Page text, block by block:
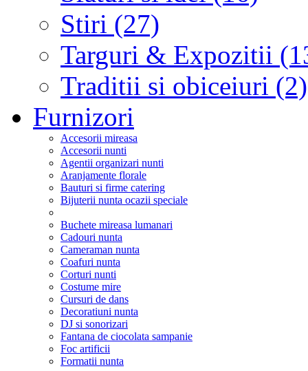
Stiri (27)
Targuri & Expozitii
Traditii si obiceiuri (2)
Furnizori
Accesorii mireasa
Accesorii nunti
Agentii organizari nunti
Aranjamente florale
Bauturi si firme catering
Bijuterii nunta ocazii speciale
Buchete mireasa lumanari
Cadouri nunta
Cameraman nunta
Coafuri nunta
Corturi nunti
Costume mire
Cursuri de dans
Decoratiuni nunta
DJ si sonorizari
Fantana de ciocolata sampanie
Foc artificii
Formatii nunta